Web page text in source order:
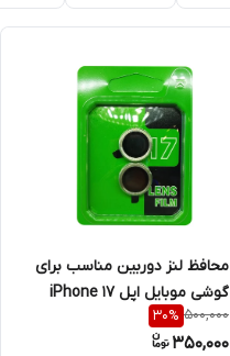
محافظ لنز دوربین مناسب برای
گوشی موبایل اپل iPhone 17
500,000
30%
350,000